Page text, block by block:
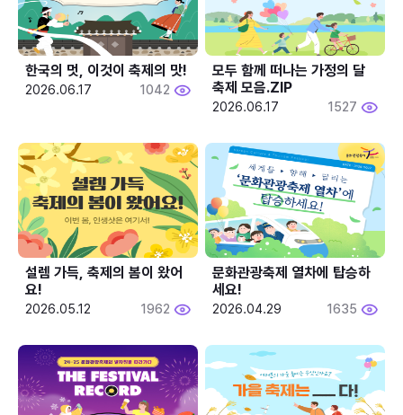
한국의 멋, 이것이 축제의 맛!
2026.06.17 1042
모두 함께 떠나는 가정의 달
축제 모음.ZIP
2026.06.17 1527
설렘 가득, 축제의 봄이 왔어
요!
2026.05.12 1962
문화관광축제 열차에 탑승하
세요!
2026.04.29 1635